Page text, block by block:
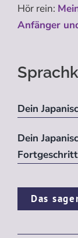
Hör rein:
Anfänger
Dein
Dein
Das